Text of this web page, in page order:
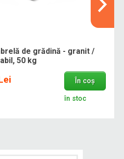
de grădină - granit /
50 kg
În coș
în stoc